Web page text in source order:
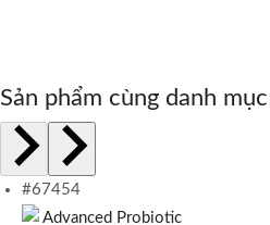
Sản phẩm cùng danh mục
#67454